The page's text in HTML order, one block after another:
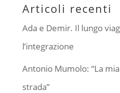
Articoli recenti
Ada e Demir. Il lungo
l’integrazione
Antonio Mumolo: “La
strada”